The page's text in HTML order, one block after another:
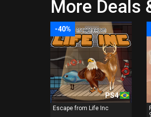
More Deals
-40%
PS4
Escape from Life Inc